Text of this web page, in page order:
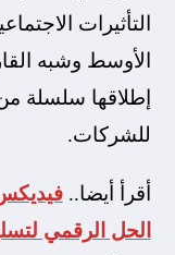
التأثيرات
الأوسط وشبه
إطلاقها سلسلة
للشركات.
أقرأ أيضا..
الحل الرقمي